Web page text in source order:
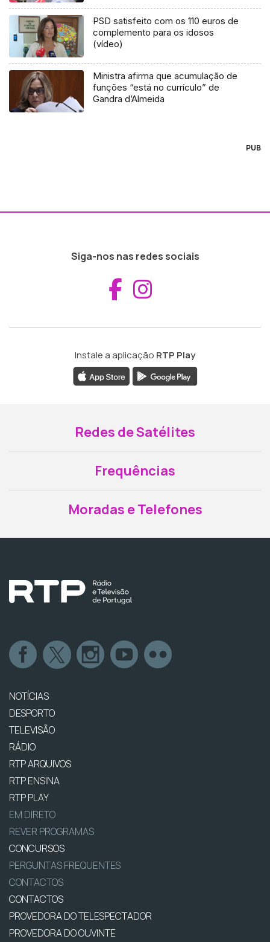
PSD satisfeito com os 110 euros de
complemento para os idosos
(vídeo)
Ministra afirma que acumulação de
funções “está no currículo” de
Gandra d’Almeida
PUB
Siga-nos nas redes sociais
Aceder ao
Instale a aplicação RTP Play
Redes de Satélites
Frequências
Moradas e Telefones
NOTÍCIAS
DESPORTO
TELEVISÃO
RÁDIO
RTP ARQUIVOS
RTP ENSINA
RTP PLAY
EM DIRETO
REVER PROGRAMAS
CONCURSOS
PERGUNTAS FREQUENTES
CONTACTOS
CONTACTOS
PROVEDORA DO TELESPECTADOR
PROVEDORA DO OUVINTE